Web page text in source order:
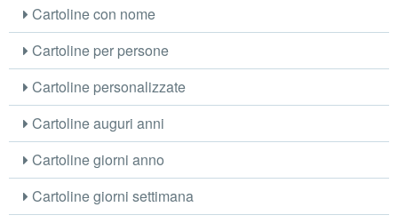
Cartoline con nome
Cartoline per persone
Cartoline personalizzate
Cartoline auguri anni
Cartoline giorni anno
Cartoline giorni settimana